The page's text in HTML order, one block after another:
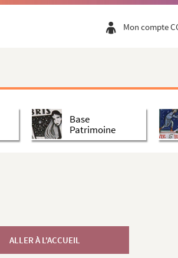
Mon compte
Base
Patrimoine
ALLER À L'ACCUEIL